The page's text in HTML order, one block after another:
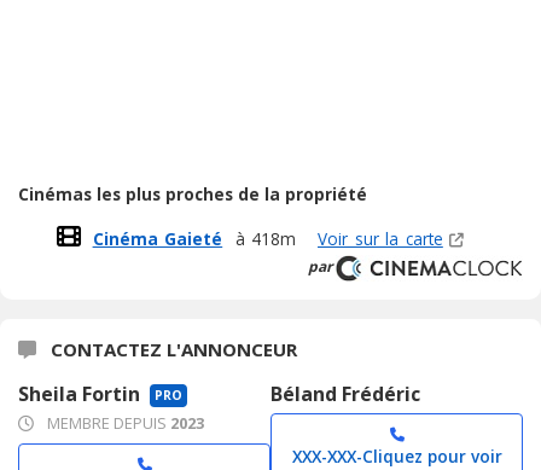
Cinémas les plus proches de la propriété
Cinéma Gaieté
à 418m Voir sur la carte
par
CONTACTEZ L'ANNONCEUR
Sheila Fortin PRO
MEMBRE DEPUIS 2023
Béland Frédéric
XXX-XXX-Cliquez pour voir